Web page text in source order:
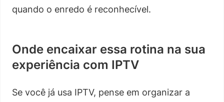
quando o enredo é reconhecível.
Onde encaixar essa rotina na sua
experiência com IPTV
Se você já usa IPTV, pense em organizar a